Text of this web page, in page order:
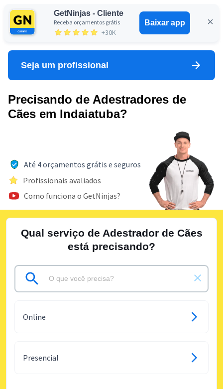
GetNinjas - Cliente
Receba orçamentos grátis
+30K
Baixar app
Entrar
Seja um profissional
Precisando de Adestradores de
Cães em Indaiatuba?
Até 4 orçamentos grátis e seguros
Profissionais avaliados
Como funciona o GetNinjas?
Qual serviço de Adestrador de Cães
está precisando?
Online
Presencial